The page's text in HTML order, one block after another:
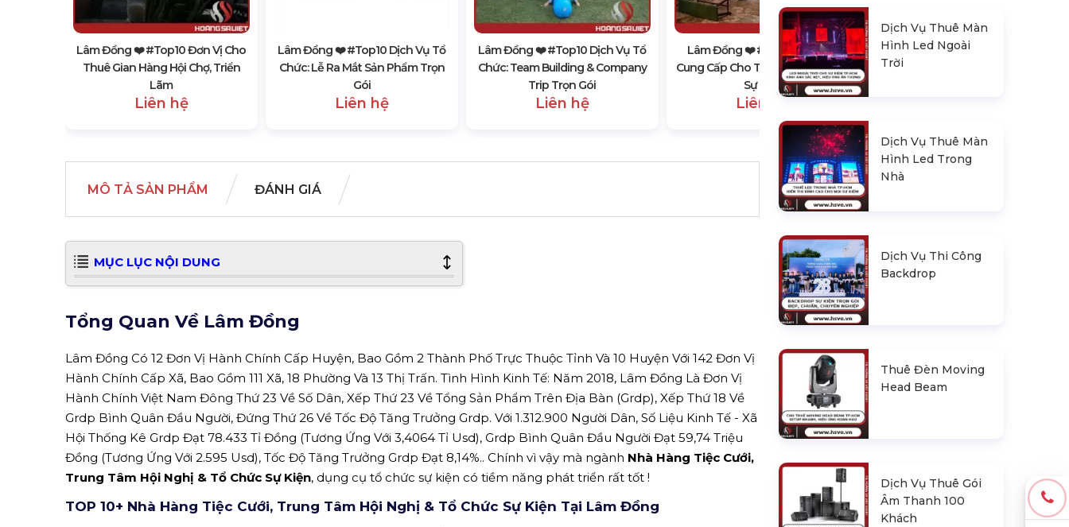
Lâm Đồng ❤️️ #top10 Đơn Vị Cho
Thuê Gian Hàng Hội Chợ, Triển
Lãm
Liên hệ
Lâm Đồng ❤️️ #top10 Dịch Vụ Tổ
Chức: Lễ Ra Mắt Sản Phẩm Trọn
Gói
Liên hệ
Lâm Đồng ❤️️ #top10 Dịch Vụ Tổ
Chức: Team Building & Company
Trip Trọn Gói
Liên hệ
Lâm Đồng ❤️️ #top10 Dịch Vụ
Cung Cấp Cho Thuê Lân Sư Rồng,
Sự Kiện
Liên hệ
& Sinh Nhật
Liên hệ
MÔ TẢ SẢN PHẨM ĐÁNH GIÁ
MỤC LỤC NỘI DUNG
Tổng Quan Về Lâm Đồng
Lâm Đồng Có 12 Đơn Vị Hành Chính Cấp Huyện, Bao Gồm 2 Thành Phố Trực Thuộc Tỉnh Và 10 Huyện Với 142 Đơn Vị
Hành Chính Cấp Xã, Bao Gồm 111 Xã, 18 Phường Và 13 Thị Trấn. Tình Hình Kinh Tế: Năm 2018, Lâm Đồng Là Đơn Vị
Hành Chính Việt Nam Đông Thứ 23 Về Số Dân, Xếp Thứ 23 Về Tổng Sản Phẩm Trên Địa Bàn (Grdp), Xếp Thứ 18 Về
Grdp Bình Quân Đầu Người, Đứng Thứ 26 Về Tốc Độ Tăng Trưởng Grdp. Với 1.312.900 Người Dân, Số Liệu Kinh Tế - Xã
Hội Thống Kê Grdp Đạt 78.433 Tỉ Đồng (Tương Ứng Với 3,4064 Tỉ Usd), Grdp Bình Quân Đầu Người Đạt 59,74 Triệu
Đồng (Tương Ứng Với 2.595 Usd), Tốc Độ Tăng Trưởng Grdp Đạt 8,14%.. Chính vì vậy mà ngành Nhà Hàng Tiệc Cưới,
Trung Tâm Hội Nghị & Tổ Chức Sự Kiện, dụng cụ tổ chức sự kiện có tiềm năng phát triển rất tốt !
TOP 10+ Nhà Hàng Tiệc Cưới, Trung Tâm Hội Nghị & Tổ Chức Sự Kiện Tại Lâm Đồng
Dịch Vụ Thuê Màn
Hình Led Ngoài
Trời
Dịch Vụ Thuê Màn
Hình Led Trong
Nhà
Dịch Vụ Thi Công
Backdrop
Thuê Đèn Moving
Head Beam
Dịch Vụ Thuê Gói
Âm Thanh 100
Khách